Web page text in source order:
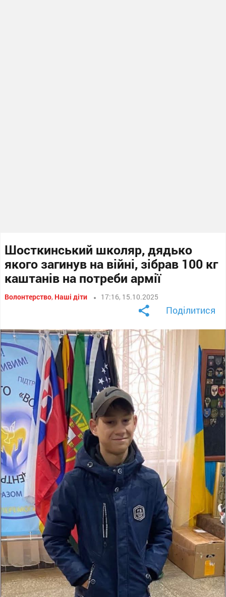
Шосткинський школяр, дядько
якого загинув на війні, зібрав 100 кг
каштанів на потреби армії
Волонтерство, Наші діти 17:16, 15.10.2025
Поділитися